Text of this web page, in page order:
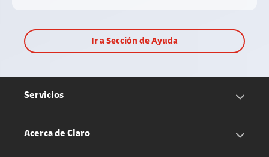
Ir a Sección de Ayuda
Servicios
Servicios Móviles
Acerca de Claro